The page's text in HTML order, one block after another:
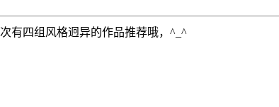
有四组风格迥异的作品推荐哦，^_^